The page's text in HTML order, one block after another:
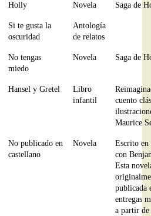
Holly Novela Saga de
Si te gusta la
oscuridad
Antología
de relatos
No tengas
miedo
Novela Saga de
Hansel y Gretel
Libro
infantil
cuento
Maurice
No publicado en
castellano
Novela
Escrito en
con
Esta
publicada
entregas
a partir de